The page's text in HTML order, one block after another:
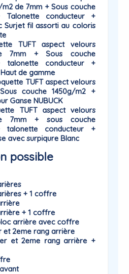
de 7mm + Sous couche
Talonette conducteur +
Surjet fil assorti au coloris
TUFT aspect velours
7mm + Sous couche
talonette conducteur +
de gamme
TUFT aspect velours
couche 1450g/m2 +
Ganse NUBUCK
TUFT aspect velours
7mm + sous couche
talonette conducteur +
avec surpiqure Blanc
possible
+ 1 coffre
+ 1 coffre
arrière avec coffre
et 2eme rang arrière
et 2eme rang arrière +